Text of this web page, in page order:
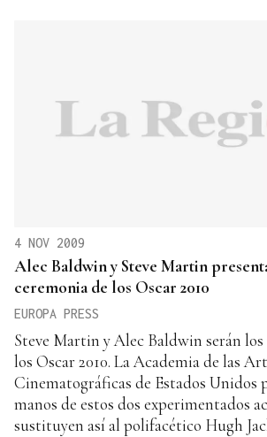
4 NOV 2009
Alec Baldwin y Steve Martin
ceremonia de los Oscar 2010
EUROPA PRESS
Steve Martin y Alec Baldwin serán los
los Oscar 2010. La Academia de las
Cinematográficas de Estados Unidos
manos de estos dos experimentados
sustituyen así al polifacético Hugh